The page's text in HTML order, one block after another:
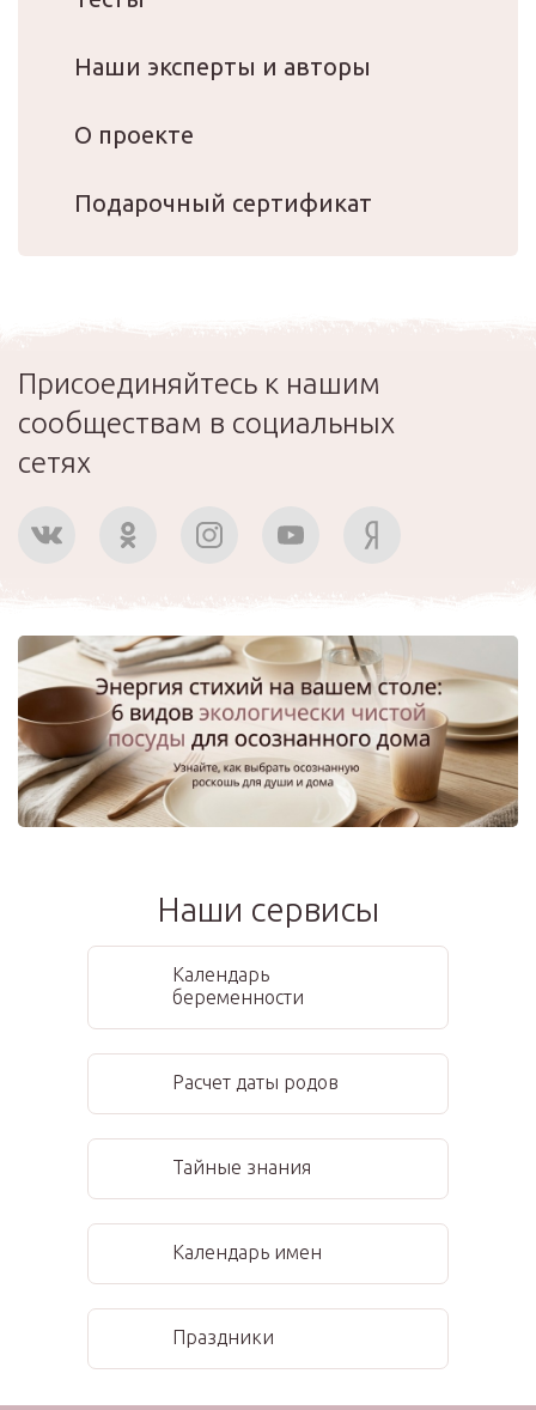
Наши эксперты и авторы
О проекте
Подарочный сертификат
Присоединяйтесь к нашим
сообществам в социальных
сетях
Наши сервисы
Календарь
беременности
Расчет даты родов
Тайные знания
Календарь имен
Праздники